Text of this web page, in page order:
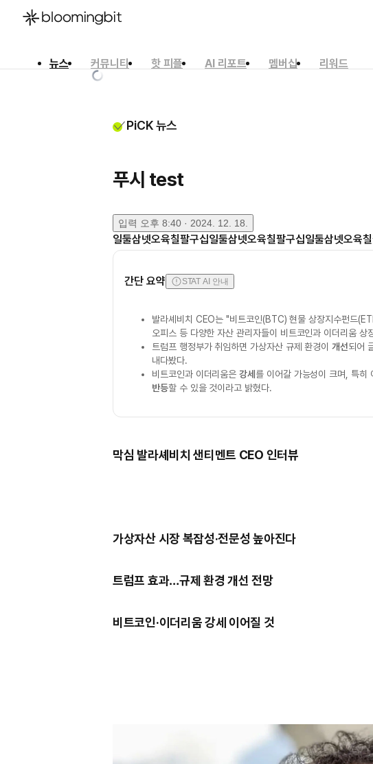
뉴스 커뮤니티 핫 피플 AI 리포트 멤버십
리워드
PiCK 뉴스
푸시 test
입력 오후 8:40 · 2024. 12. 18.
일둘삼넷오육칠팔구십일둘삼넷오육칠팔구십일둘삼넷오육
간단 요약 STAT AI 안내
발라셰비치 CEO는 "비트코인(BTC) 현물 상장지수펀드
오피스 등 다양한 자산 관리자들이 비트코인과 이더리움
트럼프 행정부가 취임하면 가상자산 규제 환경이개선되어
내다봤다.
비트코인과 이더리움은강세 를 이어갈 가능성이 크며, 특히
반등할 수 있을 것이라고 밝혔다.
막심 발라셰비치 샌티멘트 CEO 인터뷰
가상자산 시장 복잡성·전문성 높아진다
트럼프 효과…규제 환경 개선 전망
비트코인·이더리움 강세 이어질 것